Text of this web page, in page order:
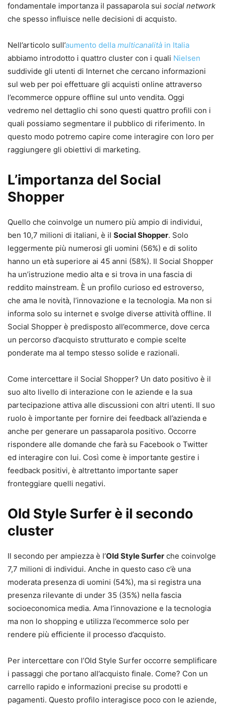
fondamentale importanza il passaparola sui social network
che spesso influisce nelle decisioni di acquisto.
Nell’articolo sull’aumento della multicanalità in Italia
abbiamo introdotto i quattro cluster con i quali Nielsen
suddivide gli utenti di Internet che cercano informazioni
sul web per poi effettuare gli acquisti online attraverso
l’ecommerce oppure offline sul unto vendita. Oggi
vedremo nel dettaglio chi sono questi quattro profili con i
quali possiamo segmentare il pubblico di riferimento. In
questo modo potremo capire come interagire con loro per
raggiungere gli obiettivi di marketing.
L’importanza del Social
Shopper
Quello che coinvolge un numero più ampio di individui,
ben 10,7 milioni di italiani, è il Social Shopper. Solo
leggermente più numerosi gli uomini (56%) e di solito
hanno un età superiore ai 45 anni (58%). Il Social Shopper
ha un’istruzione medio alta e si trova in una fascia di
reddito mainstream. È un profilo curioso ed estroverso,
che ama le novità, l’innovazione e la tecnologia. Ma non si
informa solo su internet e svolge diverse attività offline. Il
Social Shopper è predisposto all’ecommerce, dove cerca
un percorso d’acquisto strutturato e compie scelte
ponderate ma al tempo stesso solide e razionali.
Come intercettare il Social Shopper? Un dato positivo è il
suo alto livello di interazione con le aziende e la sua
partecipazione attiva alle discussioni con altri utenti. Il suo
ruolo è importante per fornire dei feedback all’azienda e
anche per generare un passaparola positivo. Occorre
rispondere alle domande che farà su Facebook o Twitter
ed interagire con lui. Così come è importante gestire i
feedback positivi, è altrettanto importante saper
fronteggiare quelli negativi.
Old Style Surfer è il secondo
cluster
Il secondo per ampiezza è l’Old Style Surfer che coinvolge
7,7 milioni di individui. Anche in questo caso c’è una
moderata presenza di uomini (54%), ma si registra una
presenza rilevante di under 35 (35%) nella fascia
socioeconomica media. Ama l’innovazione e la tecnologia
ma non lo shopping e utilizza l’ecommerce solo per
rendere più efficiente il processo d’acquisto.
Per intercettare con l’Old Style Surfer occorre semplificare
i passaggi che portano all’acquisto finale. Come? Con un
carrello rapido e informazioni precise su prodotti e
pagamenti. Questo profilo interagisce poco con le aziende,